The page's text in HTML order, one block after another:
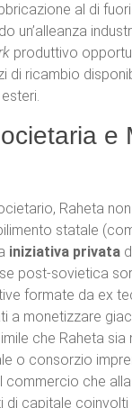
al di
un’alleanza
produttivo
di ricambio
e
Raheta
statale
iniziativa privata
post-sovietica
formate da ex
a monetizzare
che Raheta
o consorzio
commercio che
di capitale